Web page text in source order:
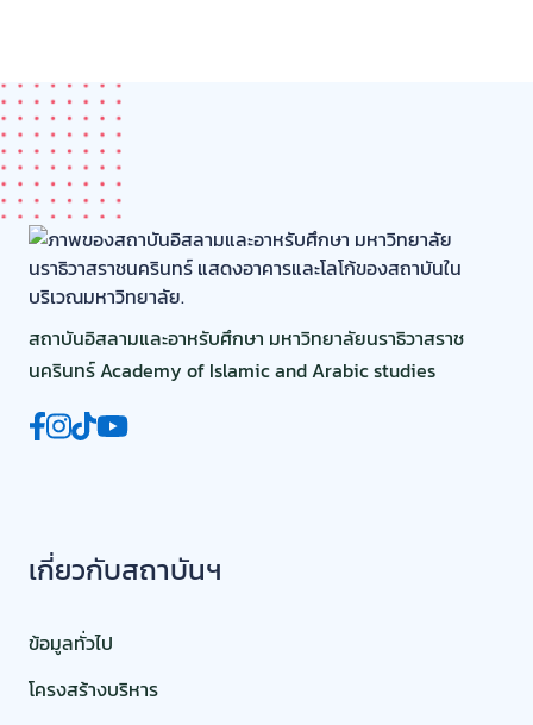
สถาบันอิสลามและอาหรับศึกษา มหาวิทยาลัยนราธิวาสราช
นครินทร์ Academy of Islamic and Arabic studies
เกี่ยวกับสถาบันฯ
ข้อมูลทั่วไป
โครงสร้างบริหาร